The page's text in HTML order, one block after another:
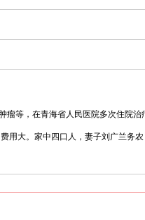
瘤等，在青海省人民医院多次住院治
用大。家中四口人，妻子刘广兰务